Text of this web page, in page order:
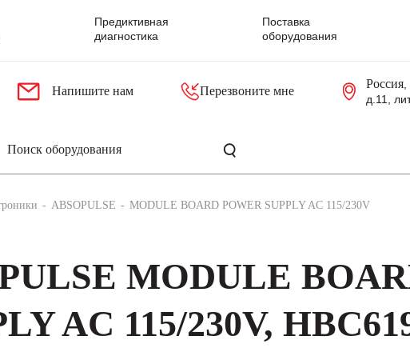
Предиктивная
диагностика
Поставка
оборудования
Напишите нам Перезвоните мне
Россия,
д.11,
ABSOPULSE MODULE BOARD POWER SUPPLY AC 115/230V
MODULE
AC 115/230V,